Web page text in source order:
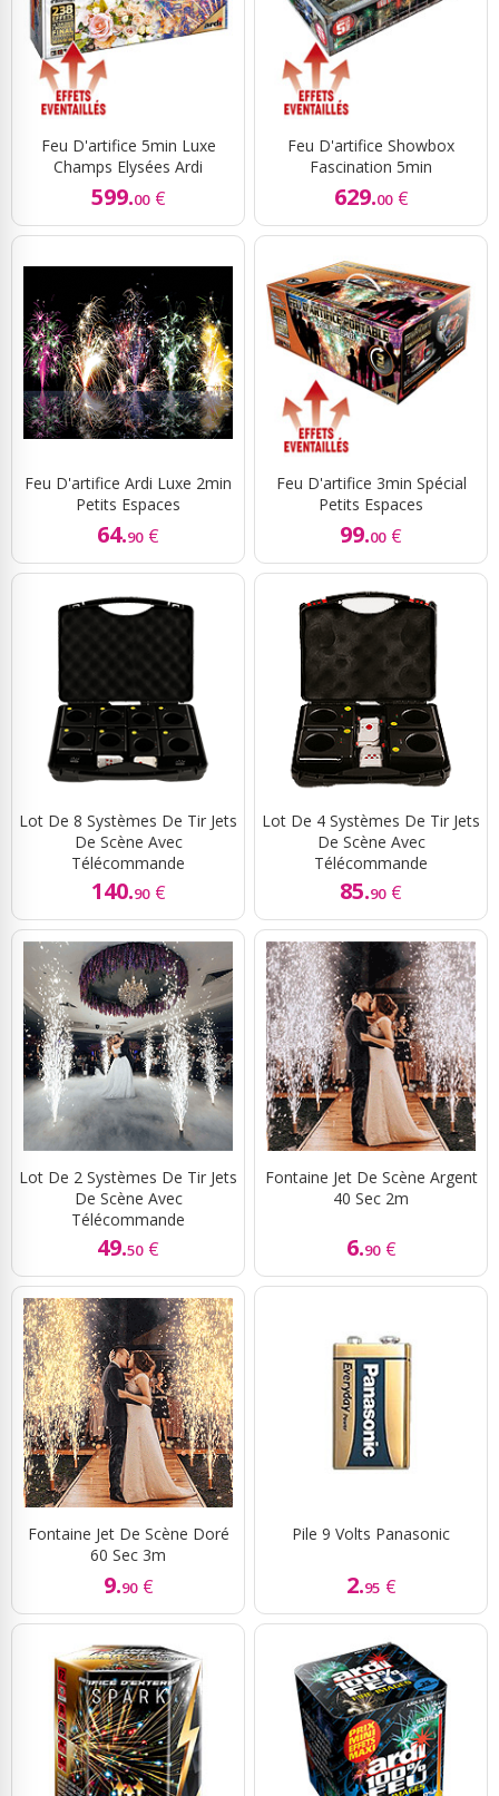
Feu D'artifice 5min Luxe
Champs Elysées Ardi
599.00 €
Feu D'artifice Showbox
Fascination 5min
629.00 €
Feu D'artifice Ardi Luxe 2min
Petits Espaces
64.90 €
Feu D'artifice 3min Spécial
Petits Espaces
99.00 €
Lot De 8 Systèmes De Tir Jets
De Scène Avec
Télécommande
140.90 €
Lot De 4 Systèmes De Tir Jets
De Scène Avec
Télécommande
85.90 €
Lot De 2 Systèmes De Tir Jets
De Scène Avec
Télécommande
49.50 €
Fontaine Jet De Scène Argent
40 Sec 2m
6.90 €
Fontaine Jet De Scène Doré
60 Sec 3m
9.90 €
Pile 9 Volts Panasonic
2.95 €